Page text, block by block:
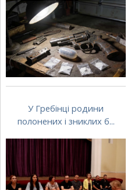
У Гребінці родини
полонених і зниклих б...